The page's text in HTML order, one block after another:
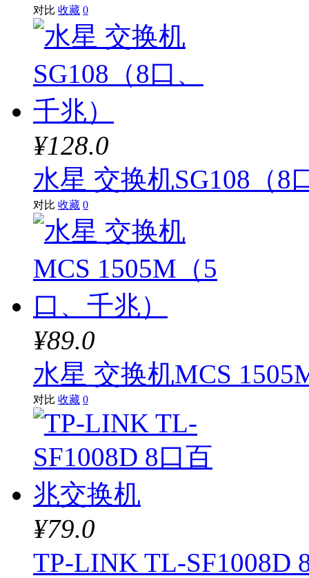
对比 收藏 0
¥128.0
水星 交换机SG108（8
对比 收藏 0
¥89.0
水星 交换机MCS
对比 收藏 0
¥79.0
TP-LINK TL-SF1008D